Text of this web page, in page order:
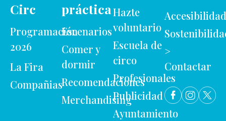
Circ
Programación
2026
La Fira
Compañias
práctica
Escenarios
Comer y
dormir
Recomendaciones
Merchandising
Hazte
voluntario
Escuela de
circo
Profesionales
Publicidad
Ayuntamiento
Accesibilidad
>
Contactar